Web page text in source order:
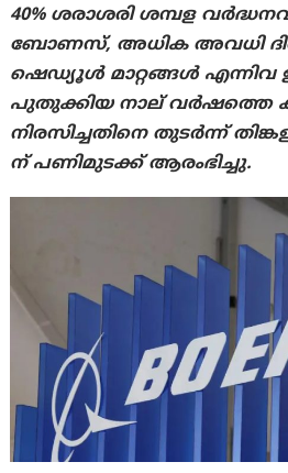
40% ശരാശരി ശമ്പള വർദ്ധനവ്,
ബോണസ്, അധിക അവധി
ഷെഡ്യൂൾ മാറ്റങ്ങൾ എന്നിവ
പുതുക്കിയ നാല് വർഷത്തെ
നിരസിച്ചതിനെ തുടർന്ന്
ന് പണിമുടക്ക് ആരംഭിച്ചു.